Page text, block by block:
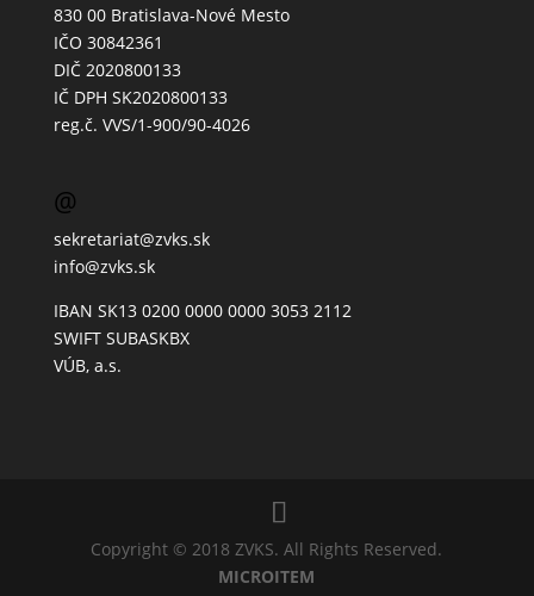
830 00 Bratislava-Nové Mesto
IČO 30842361
DIČ 2020800133
IČ DPH SK2020800133
reg.č. VVS/1-900/90-4026
@
sekretariat@zvks.sk
info@zvks.sk
IBAN SK13 0200 0000 0000 3053 2112
SWIFT SUBASKBX
VÚB, a.s.
Copyright © 2018 ZVKS. All Rights Reserved.
MICROITEM